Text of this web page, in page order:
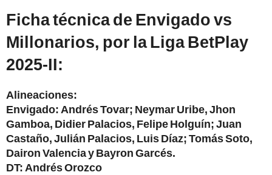
Ficha técnica de Envigado vs
Millonarios, por la Liga BetPlay
2025-II:
Alineaciones:
Envigado: Andrés Tovar; Neymar Uribe, Jhon
Gamboa, Didier Palacios, Felipe Holguín; Juan
Castaño, Julián Palacios, Luis Díaz; Tomás Soto,
Dairon Valencia y Bayron Garcés.
DT: Andrés Orozco